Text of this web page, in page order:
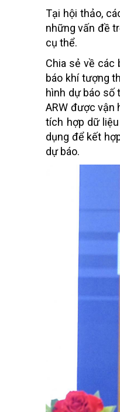
Tại hội thảo,
những vấn đề
cụ thể.
Chia sẻ về các
báo khí tượng
hình dự báo số
ARW được vận
tích hợp dữ liệu
dụng để kết
dự báo.